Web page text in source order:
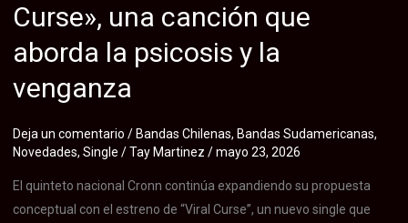
su
EP
que
sobre
el
duelo
Curse», una canción que
aborda la psicosis y la
venganza
Deja un comentario / Bandas Chilenas, Bandas Sudamericanas,
Novedades, Single /Tay Martinez /mayo 23, 2026
El quinteto nacional Cronn continúa expandiendo su propuesta
conceptual con el estreno de “Viral Curse”, un nuevo single que